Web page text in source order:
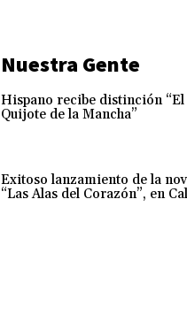
Nuestra Gente
Hispano recibe distinción “El
Quijote de la Mancha”
Exitoso lanzamiento de la
“Las Alas del Corazón”, en